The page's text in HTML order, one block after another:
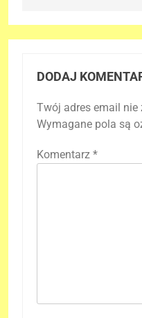
DODAJ
Twój adres email
Wymagane pola są
Komentarz *